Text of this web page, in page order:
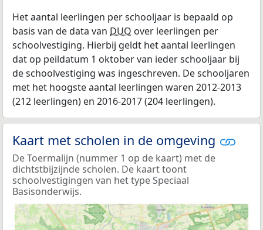
Het aantal leerlingen per schooljaar is bepaald op
basis van de data van DUO over leerlingen per
schoolvestiging. Hierbij geldt het aantal leerlingen
dat op peildatum 1 oktober van ieder schooljaar bij
de schoolvestiging was ingeschreven. De schooljaren
met het hoogste aantal leerlingen waren 2012-2013
(212 leerlingen) en 2016-2017 (204 leerlingen).
Kaart met scholen in de omgeving
De Toermalijn (nummer 1 op de kaart) met de
dichtstbijzijnde scholen. De kaart toont
schoolvestigingen van het type Speciaal
Basisonderwijs.